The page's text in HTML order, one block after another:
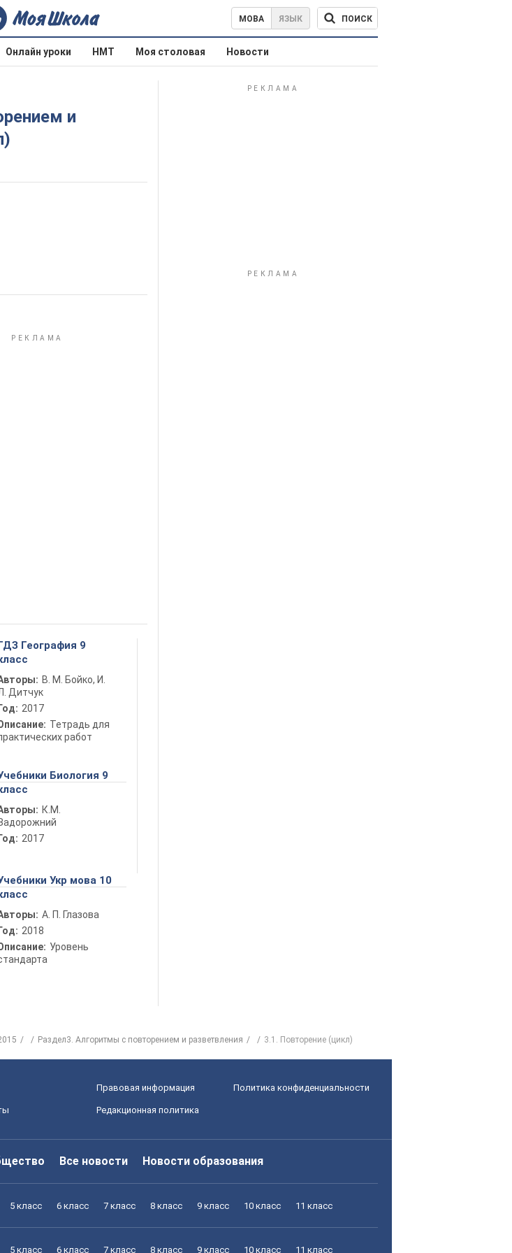
МОВА ЯЗЫК ПОИСК
Онлайн уроки НМТ Моя столовая Новости
География 9
В. М. Бойко, И.
Дитчук
Год: 2017
Тетрадь для
работ
Биология 9
К.М.
Год: 2017
Укр мова 10
А. П. Глазова
Год: 2018
Уровень
Раздел3. Алгоритмы с повторением и разветвления 3.1. Повторение (цикл)
Правовая информация Политика конфиденциальности
Редакционная политика
Все новости Новости образования
5 класс 6 класс 7 класс 8 класс 9 класс 10 класс 11 класс
5 класс 6 класс 7 класс 8 класс 9 класс 10 класс 11 класс